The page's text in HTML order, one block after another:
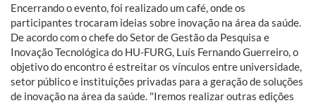
Encerrando o evento, foi realizado um café, onde os
participantes trocaram ideias sobre inovação na área da saúde.
De acordo com o chefe do Setor de Gestão da Pesquisa e
Inovação Tecnológica do HU-FURG, Luís Fernando Guerreiro, o
objetivo do encontro é estreitar os vínculos entre universidade,
setor público e instituições privadas para a geração de soluções
de inovação na área da saúde. "Iremos realizar outras edições